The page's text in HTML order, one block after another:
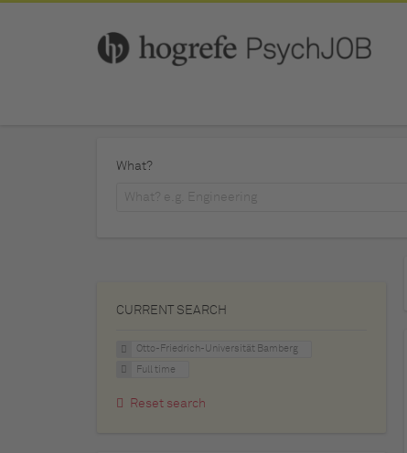
What?
CURRENT SEARCH
Otto-Friedrich-Universität Bamberg
Full time
Reset search